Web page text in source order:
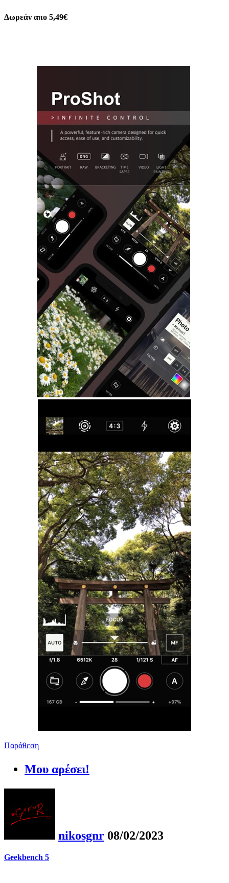
Δωρεάν απο 5,49€
Παράθεση
Μου αρέσει!
nikosgnr 08/02/2023
Geekbench 5